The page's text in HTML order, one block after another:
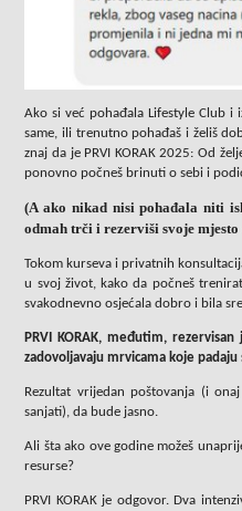
Ako si već pohađala Lifestyle Club i
same, ili trenutno pohađaš i želiš
znaj da je PRVI KORAK 2025: Od
ponovno počneš brinuti o sebi i
(A ako nikad nisi pohađala niti
odmah trči i rezerviši svoje
Tokom kurseva i privatnih
u svoj život, kako da počneš
svakodnevno osjećala dobro i bila
PRVI KORAK, međutim,
zadovoljavaju mrvicama koje padaju
Rezultat vrijedan poštovanja (i
sanjati), da bude jasno.
Ali šta ako ove godine možeš
resurse?
PRVI KORAK je odgovor. Dva